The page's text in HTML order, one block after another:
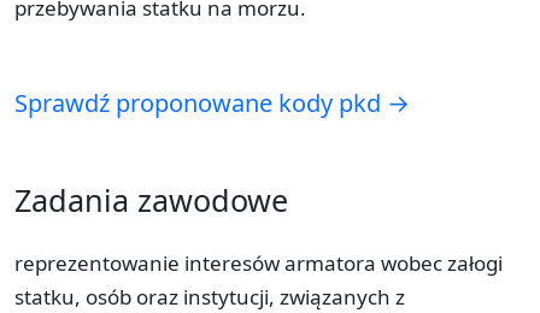
przebywania statku na morzu.
Sprawdź proponowane kody pkd →
Zadania zawodowe
reprezentowanie interesów armatora wobec załogi
statku, osób oraz instytucji, związanych z